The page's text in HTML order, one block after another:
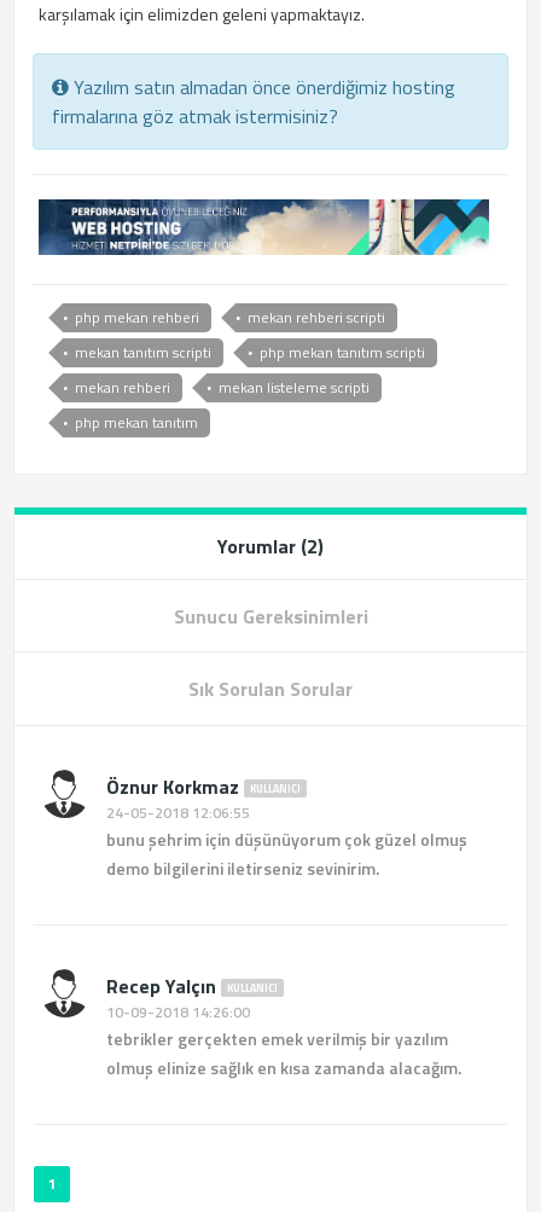
karşılamak için elimizden geleni yapmaktayız.
Yazılım satın almadan önce önerdiğimiz hosting
firmalarına göz atmak istermisiniz?
php mekan rehberi
mekan rehberi scripti
mekan tanıtım scripti
php mekan tanıtım scripti
mekan rehberi
mekan listeleme scripti
php mekan tanıtım
Yorumlar (2)
Sunucu Gereksinimleri
Sık Sorulan Sorular
Öznur Korkmaz KULLANICI
24-05-2018 12:06:55
bunu şehrim için düşünüyorum çok güzel olmuş
demo bilgilerini iletirseniz sevinirim.
Recep Yalçın KULLANICI
10-09-2018 14:26:00
tebrikler gerçekten emek verilmiş bir yazılım
olmuş elinize sağlık en kısa zamanda alacağım.
1